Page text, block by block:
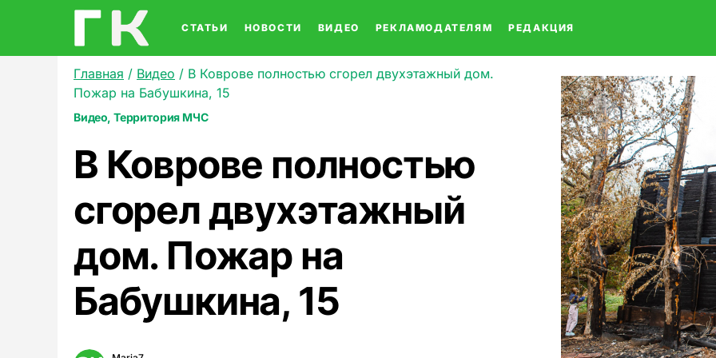
СТАТЬИ НОВОСТИ ВИДЕО РЕКЛАМОДАТЕЛЯМ РЕДАКЦИЯ
Главная / Видео / В Коврове полностью сгорел двухэтажный дом.
Пожар на Бабушкина, 15
Видео Территория МЧС
В Коврове полностью
сгорел двухэтажный
дом. Пожар на
Бабушкина, 15